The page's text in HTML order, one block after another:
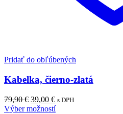
Pridať do obľúbených
Kabelka, čierno-zlatá
79,90€ Pôvodná
cena
39,00 €Aktuálna
cena
s DPH
Výber možností